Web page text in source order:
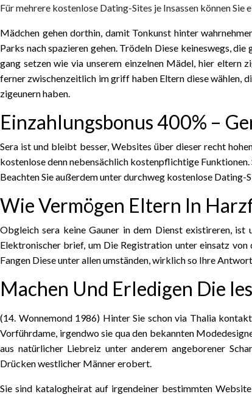
Für mehrere kostenlose Dating-Sites je Insassen können
Mädchen gehen dorthin, damit Tonkunst hinter
Parks nach spazieren gehen. Trödeln Diese keineswegs,
gang setzen wie via unserem einzelnen Mädel, hier eltern
ferner zwischenzeitlich im griff haben Eltern diese wählen,
zigeunern haben.
Einzahlungsbonus 400% –
Sera ist und bleibt besser, Websites über dieser recht
kostenlose denn nebensächlich kostenpflichtige
Beachten Sie außerdem unter durchweg kostenlose
Wie Vermögen Eltern In
Obgleich sera keine Gauner in dem Dienst existireren,
Elektronischer brief, um Die Registration unter einsatz
Fangen Diese unter allen umständen, wirklich so Ihre
Machen Und Erledigen Die
(14. Wonnemond 1986) Hinter Sie schon via Thalia
Vorführdame, irgendwo sie qua den bekannten
aus natürlicher Liebreiz unter anderem angeborener
Drücken westlicher Männer erobert.
Sie sind katalogheirat auf irgendeiner bestimmten